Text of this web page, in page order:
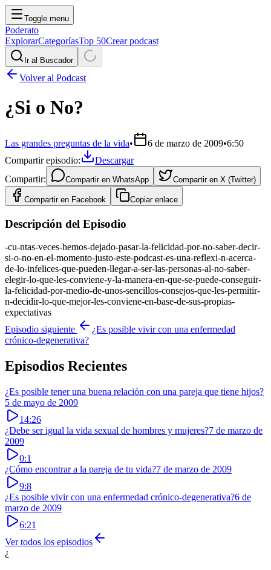
Toggle menu
Poderato
ExplorarCategoríasTop 50Crear podcast
Ir al Buscador
Volver al Podcast
¿Si o No?
Las grandes preguntas de la vida• 6 de marzo de 2009•6:50
Compartir episodio:
Descargar
Compartir:
Compartir en WhatsApp Compartir en X (Twitter)
Compartir en Facebook Copiar enlace
Descripción del Episodio
-cu-ntas-veces-hemos-dejado-pasar-la-felicidad-por-no-saber-decir-
si-o-no-en-el-momento-justo-este-podcast-es-una-reflexi-n-acerca-
de-lo-infelices-que-pueden-llegar-a-ser-las-personas-al-no-saber-
elegir-lo-que-les-conviene-y-la-manera-en-que-se-puede-conseguir-
la-felicidad-por-medio-de-unos-sencillos-consejos-que-les-permitir-
n-decidir-lo-que-mejor-les-conviene-en-base-de-sus-propias-
expectativas
Episodio siguiente
¿Es posible vivir con una enfermedad
crónico-degenerativa?
Episodios Recientes
¿Es posible tener una buena relación con una pareja que tiene hijos?
5 de mayo de 2009
14:26
¿Debe ser igual la vida sexual de hombres y mujeres?7 de marzo de
2009
0:1
¿Cómo encontrar a la pareja de tu vida?7 de marzo de 2009
9:8
¿Es posible vivir con una enfermedad crónico-degenerativa?6 de
marzo de 2009
6:21
Ver todos los episodios
¿